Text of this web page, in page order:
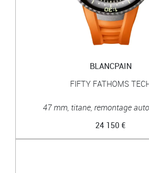
BLANCPAIN
FIFTY FATHOMS
47 mm, titane, remontage
24 150 €